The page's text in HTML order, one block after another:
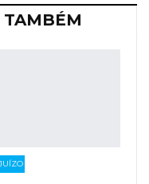
TAMBÉM